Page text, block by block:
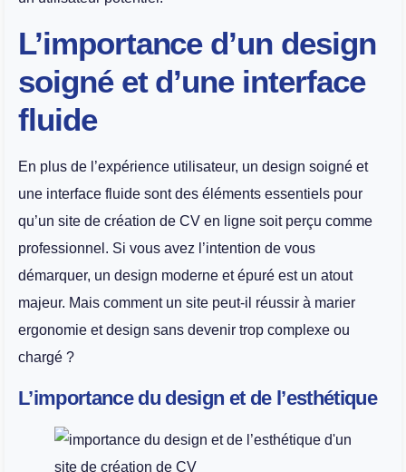
L’importance d’un design
soigné et d’une interface
fluide
En plus de l’expérience utilisateur, un design soigné et
une interface fluide sont des éléments essentiels pour
qu’un site de création de CV en ligne soit perçu comme
professionnel. Si vous avez l’intention de vous
démarquer, un design moderne et épuré est un atout
majeur. Mais comment un site peut-il réussir à marier
ergonomie et design sans devenir trop complexe ou
chargé ?
L’importance du design et de l’esthétique